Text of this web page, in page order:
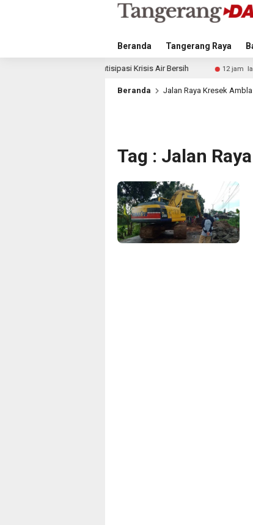
Beranda Tangerang Raya
Antisipasi Krisis Air Bersih 12 jam lalu Singapura vs
Beranda Jalan Raya Kresek
Tag : Jalan